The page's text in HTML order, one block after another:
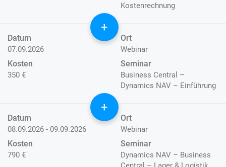
Kostenrechnung
+
Datum
07.09.2026
Ort
Webinar
Kosten
350 €
Seminar
Business Central –
Dynamics NAV – Einführung
+
Datum
08.09.2026 - 09.09.2026
Ort
Webinar
Kosten
790 €
Seminar
Dynamics NAV – Business